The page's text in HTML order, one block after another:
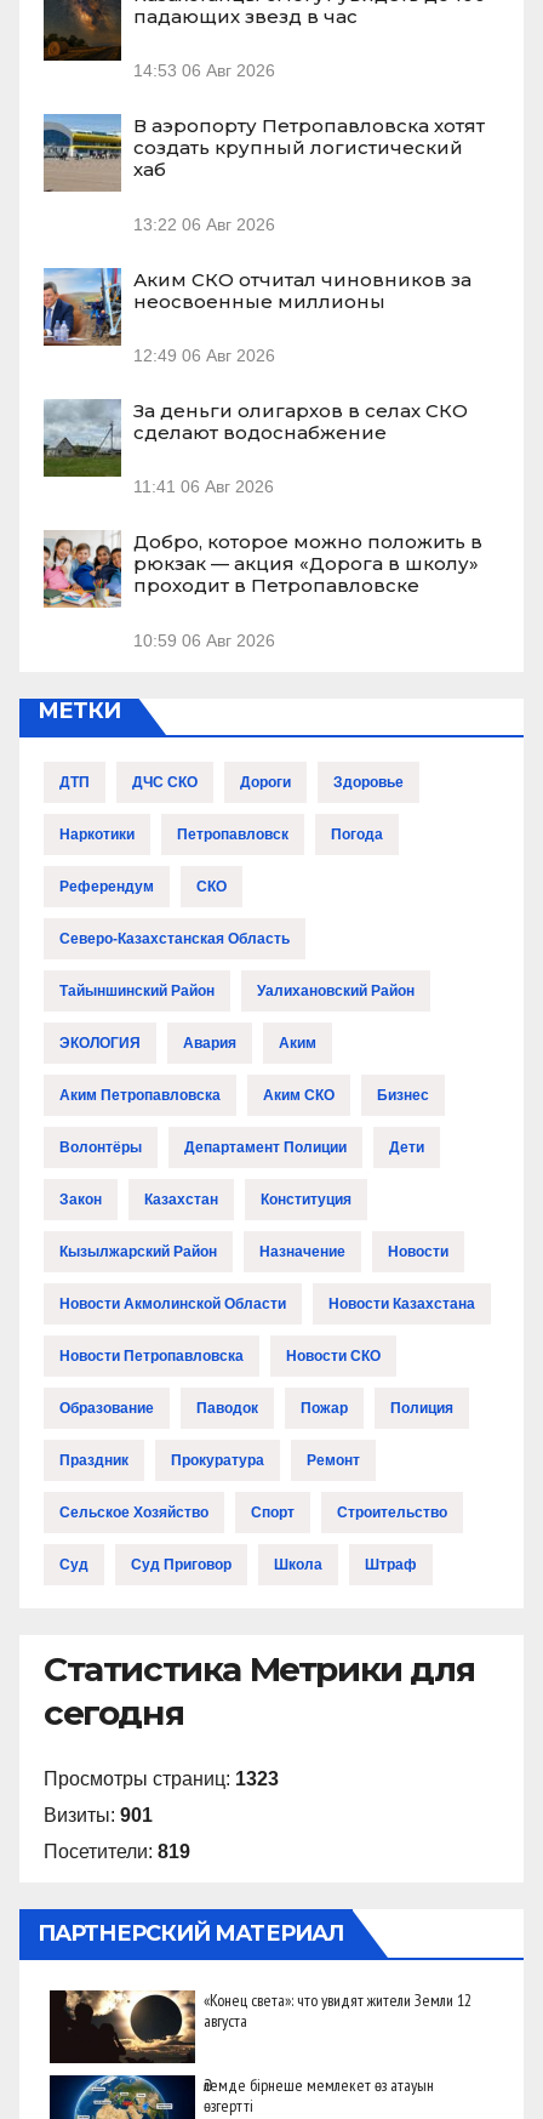
падающих звезд в час
14:53 06 Авг 2026
В аэропорту Петропавловска хотят
создать крупный логистический
хаб
13:22 06 Авг 2026
Аким СКО отчитал чиновников за
неосвоенные миллионы
12:49 06 Авг 2026
За деньги олигархов в селах СКО
сделают водоснабжение
11:41 06 Авг 2026
Добро, которое можно положить в
рюкзак — акция «Дорога в школу»
проходит в Петропавловске
10:59 06 Авг 2026
МЕТКИ
ДТП ДЧС СКО Дороги Здоровье
Наркотики Петропавловск Погода
Референдум СКО
Северо-Казахстанская Область
Тайыншинский Район Уалихановский Район
ЭКОЛОГИЯ Авария Аким
Аким Петропавловска Аким СКО Бизнес
Волонтёры Департамент Полиции Дети
Закон Казахстан Конституция
Кызылжарский Район Назначение Новости
Новости Акмолинской Области Новости Казахстана
Новости Петропавловска Новости СКО
Образование Паводок Пожар Полиция
Праздник Прокуратура Ремонт
Сельское Хозяйство Спорт Строительство
Суд Суд Приговор Школа Штраф
Статистика Метрики для
сегодня
Просмотры страниц: 1323
Визиты: 901
Посетители: 819
ПАРТНЕРСКИЙ МАТЕРИАЛ
«Конец света»: что увидят жители Земли 12
августа
Әлемде бірнеше мемлекет өз атауын
өзгертті